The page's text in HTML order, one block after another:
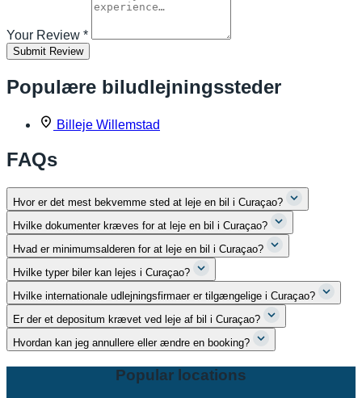
Your Review *
Submit Review
Populære biludlejningssteder
Billeje Willemstad
FAQs
Hvor er det mest bekvemme sted at leje en bil i Curaçao?
Hvilke dokumenter kræves for at leje en bil i Curaçao?
Hvad er minimumsalderen for at leje en bil i Curaçao?
Hvilke typer biler kan lejes i Curaçao?
Hvilke internationale udlejningsfirmaer er tilgængelige i Curaçao?
Er der et depositum krævet ved leje af bil i Curaçao?
Hvordan kan jeg annullere eller ændre en booking?
Popular locations